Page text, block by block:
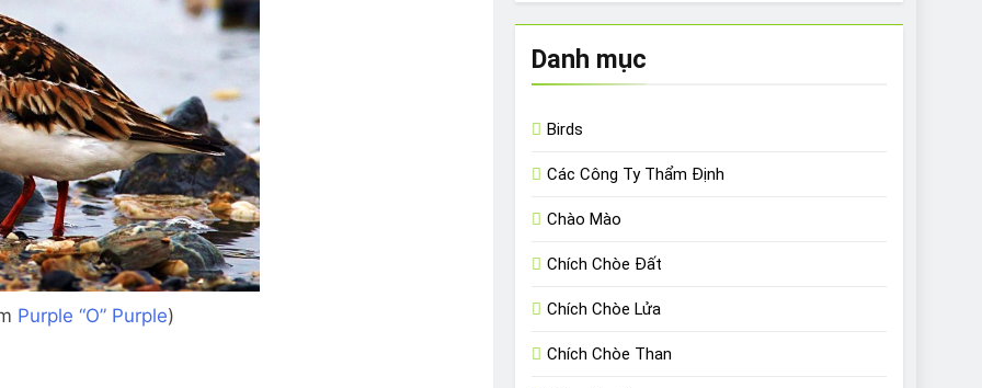
Purple “O” Purple)
Danh mục
Birds
Các Công Ty Thẩm Định
Chào Mào
Chích Chòe Đất
Chích Chòe Lửa
Chích Chòe Than